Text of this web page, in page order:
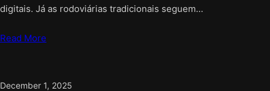
digitais. Já as rodoviárias tradicionais seguem…
Read More
December 1, 2025